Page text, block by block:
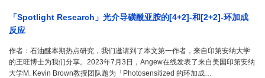
「Spotlight Research」光介导磺酰亚胺的[4+2]-和[2+2]-环加成
反应
作者：石油醚本期热点研究，我们邀请到了本文第一作者，来自印第安纳大学
的王旺博士为我们分享。2023年7月3日，Angew在线发表了来自美国印第安纳
大学M. Kevin Brown教授团队题为「Photosensitized 的环加成…